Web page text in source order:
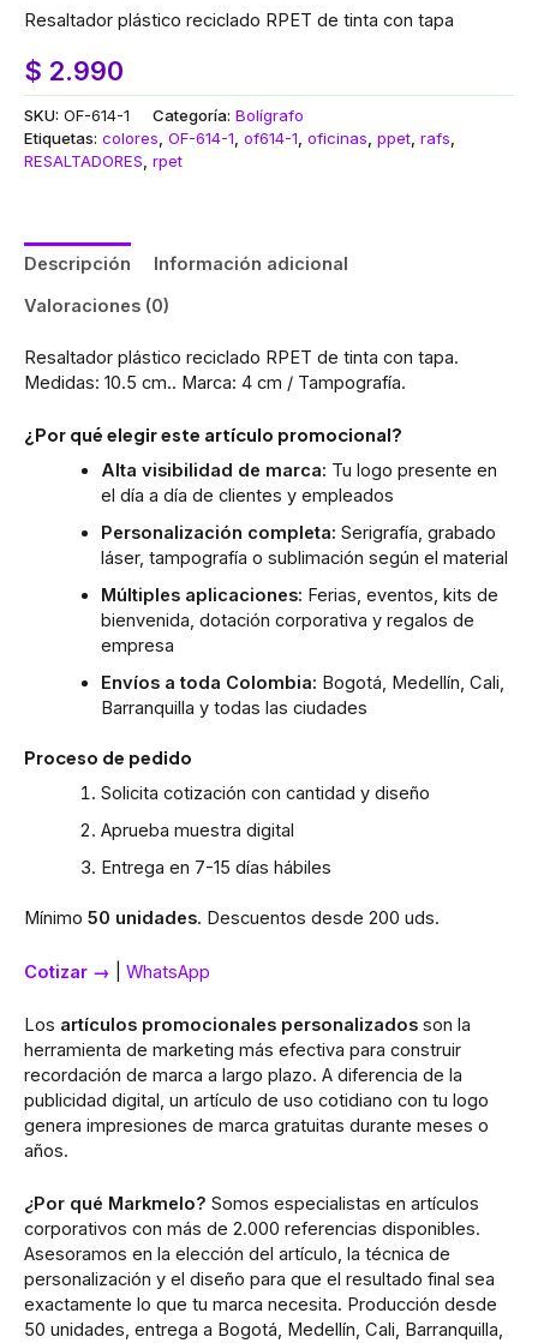
Resaltador plástico reciclado RPET de tinta con tapa
$ 2.990
SKU: OF-614-1 Categoría: Bolígrafo
Etiquetas: colores OF-614-1 of614-1 oficinas ppet rafs
RESALTADORES rpet
Descripción
Información adicional
Valoraciones (0)
Resaltador plástico reciclado RPET de tinta con tapa.
Medidas: 10.5 cm.. Marca: 4 cm / Tampografía.
¿Por qué elegir este artículo promocional?
Alta visibilidad de marca: Tu logo presente en
el día a día de clientes y empleados
Personalización completa: Serigrafía, grabado
láser, tampografía o sublimación según el material
Múltiples aplicaciones: Ferias, eventos, kits de
bienvenida, dotación corporativa y regalos de
empresa
Envíos a toda Colombia: Bogotá, Medellín, Cali,
Barranquilla y todas las ciudades
Proceso de pedido
Solicita cotización con cantidad y diseño
Aprueba muestra digital
Entrega en 7-15 días hábiles
Mínimo 50 unidades. Descuentos desde 200 uds.
Cotizar → WhatsApp
Los artículos promocionales personalizados son la
herramienta de marketing más efectiva para construir
recordación de marca a largo plazo. A diferencia de la
publicidad digital, un artículo de uso cotidiano con tu logo
genera impresiones de marca gratuitas durante meses o
años.
¿Por qué Markmelo? Somos especialistas en artículos
corporativos con más de 2.000 referencias disponibles.
Asesoramos en la elección del artículo, la técnica de
personalización y el diseño para que el resultado final sea
exactamente lo que tu marca necesita. Producción desde
50 unidades, entrega a Bogotá, Medellín, Cali, Barranquilla,